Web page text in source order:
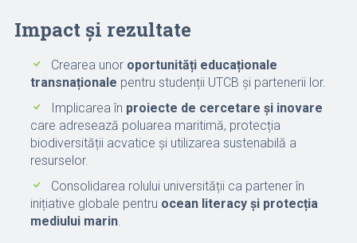
Impact și rezultate
Crearea unor oportunități educaționale
transnaționale pentru studenții UTCB și partenerii lor.
Implicarea în proiecte de cercetare și inovare
care adresează poluarea maritimă, protecția
biodiversității acvatice și utilizarea sustenabilă a
resurselor.
Consolidarea rolului universității ca partener în
inițiative globale pentru ocean literacy și protecția
mediului marin.